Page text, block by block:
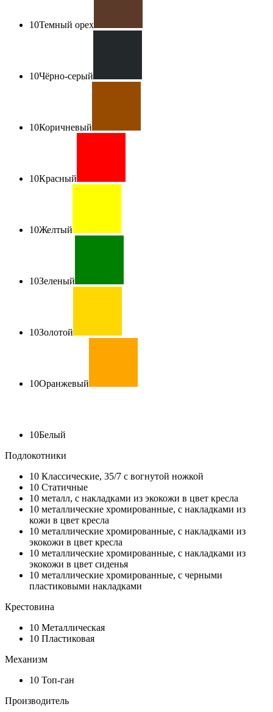
10Темный орех
10Чёрно-серый
10Коричневый
10Красный
10Желтый
10Зеленый
10Золотой
10Оранжевый
10Белый
Подлокотники
10 Классические, 35/7 с вогнутой ножкой
10 Статичные
10 металл, с накладками из экокожи в цвет кресла
10 металлические хромированные, с накладками из
кожи в цвет кресла
10 металлические хромированные, с накладками из
экокожи в цвет кресла
10 металлические хромированные, с накладками из
экокожи в цвет сиденья
10 металлические хромированные, с черными
пластиковыми накладками
Крестовина
10 Металлическая
10 Пластиковая
Механизм
10 Топ-ган
Производитель